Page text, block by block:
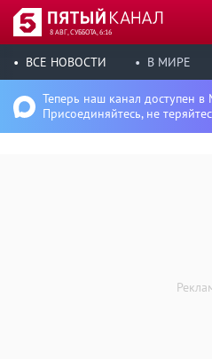
8 АВГ, СУББОТА, 6:16
ВСЕ НОВОСТИ В МИРЕ
Теперь наш канал доступен в
Присоединяйтесь, не